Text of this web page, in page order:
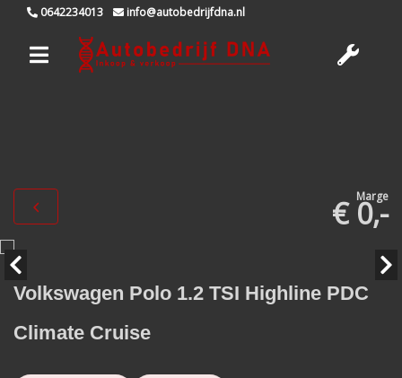
0642234013 info@autobedrijfdna.nl
Marge
€ 0,-
Volkswagen Polo 1.2 TSI Highline PDC
Climate Cruise